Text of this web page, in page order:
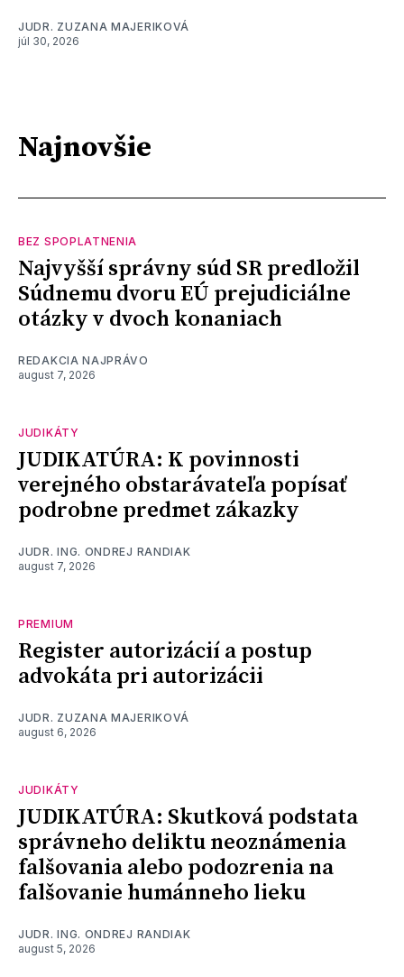
JUDR. ZUZANA MAJERIKOVÁ
júl 30, 2026
Najnovšie
BEZ SPOPLATNENIA
Najvyšší správny súd SR predložil
Súdnemu dvoru EÚ prejudiciálne
otázky v dvoch konaniach
REDAKCIA NAJPRÁVO
august 7, 2026
JUDIKÁTY
JUDIKATÚRA: K povinnosti
verejného obstarávateľa popísať
podrobne predmet zákazky
JUDR. ING. ONDREJ RANDIAK
august 7, 2026
PREMIUM
Register autorizácií a postup
advokáta pri autorizácii
JUDR. ZUZANA MAJERIKOVÁ
august 6, 2026
JUDIKÁTY
JUDIKATÚRA: Skutková podstata
správneho deliktu neoznámenia
falšovania alebo podozrenia na
falšovanie humánneho lieku
JUDR. ING. ONDREJ RANDIAK
august 5, 2026